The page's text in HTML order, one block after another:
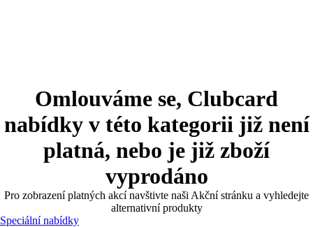
Omlouváme se, Clubcard
nabídky v této kategorii již není
platná, nebo je již zboží
vyprodáno
Pro zobrazení platných akcí navštivte naši Akční stránku a vyhledejte
alternativní produkty
Speciální nabídky